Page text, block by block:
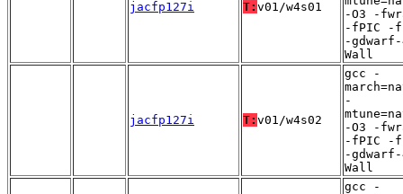
jacfp127i T: v01/w4s01
-O3 -
-fPIC -
-
Wall
jacfp127i T: v01/w4s02
gcc -
-
-O3 -
-fPIC -
-
Wall
gcc -